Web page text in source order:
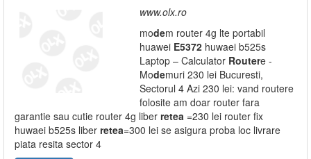
www.olx.ro
modem router 4g lte portabil
huawei E5372 huwaei b525s
Laptop – Calculator Routere -
Modemuri 230 lei Bucuresti,
Sectorul 4 Azi 230 lei: vand routere
folosite am doar router fara
garantie sau cutie router 4g liber retea =230 lei router fix
huwaei b525s liber retea=300 lei se asigura proba loc livrare
piata resita sector 4